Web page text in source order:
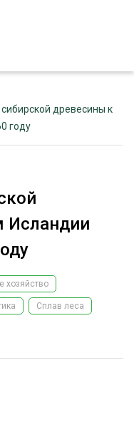
древесины к
году
Исландии
хозяйство
Сплав леса